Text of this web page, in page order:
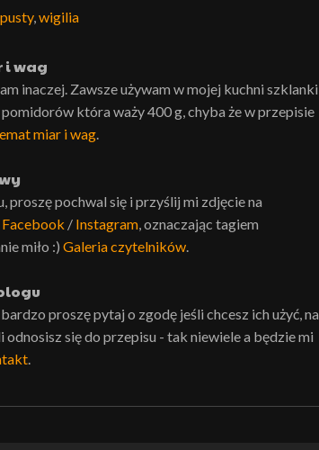
, wigilia
i wag
inaczej. Zawsze używam w mojej kuchni szklanki
która waży 400 g, chyba że w przepisie
miar i wag
proszę pochwal się i przyślij mi zdjęcie na
Facebook / Instagram , oznaczając tagiem
miło :) Galeria czytelników.
proszę pytaj o zgodę jeśli chcesz ich użyć, na
się do przepisu - tak niewiele a będzie mi